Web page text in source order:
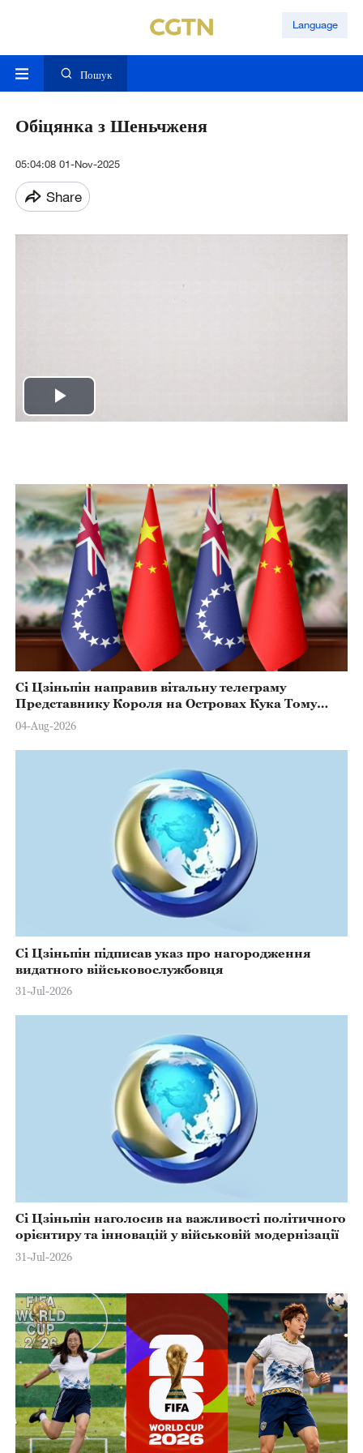
Language
Пошук
Обіцянка з Шеньчженя
05:04:08 01-Nov-2025
Share
Play
Сі Цзіньпін направив вітальну телеграму
Представнику Короля на Островах Кука Тому
Марстерсу з нагоди Дня Конституції
04-Aug-2026
Сі Цзіньпін підписав указ про нагородження
видатного військовослужбовця
31-Jul-2026
Сі Цзіньпін наголосив на важливості політичного
орієнтиру та інновацій у військовій модернізації
31-Jul-2026